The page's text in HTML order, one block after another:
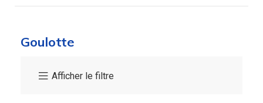
Goulotte
Afficher le filtre